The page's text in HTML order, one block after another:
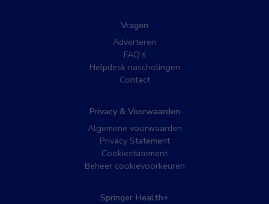
Vragen
Adverteren
FAQ’s
Helpdesk nascholingen
Contact
Privacy & Voorwaarden
Algemene voorwaarden
Privacy Statement
Cookiestatement
Beheer cookievoorkeuren
Springer Health+